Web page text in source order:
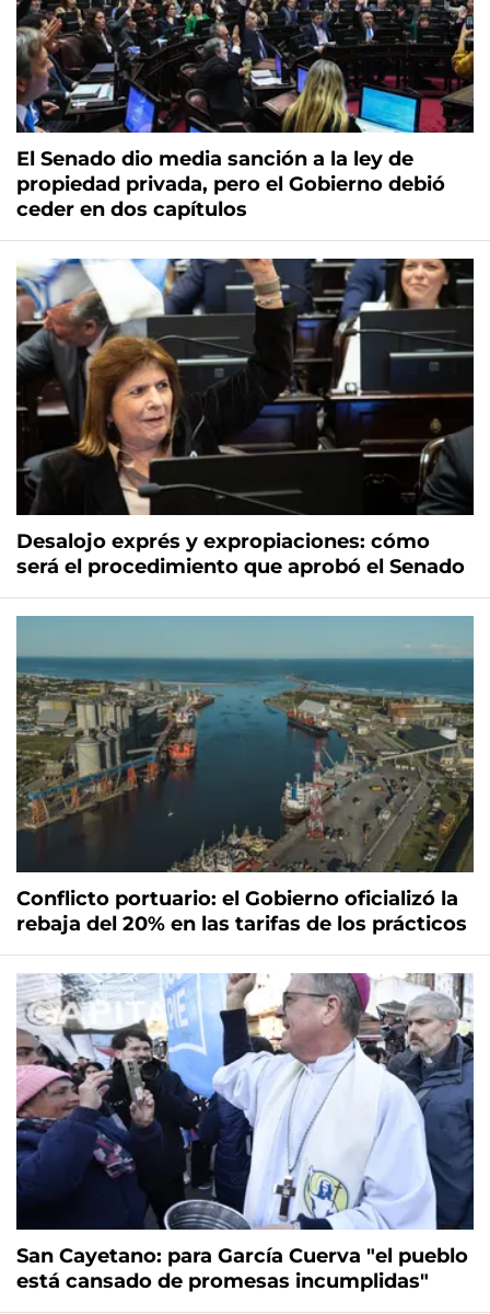
El Senado dio media sanción a la ley de
propiedad privada, pero el Gobierno debió
ceder en dos capítulos
Desalojo exprés y expropiaciones: cómo
será el procedimiento que aprobó el Senado
Conflicto portuario: el Gobierno oficializó la
rebaja del 20% en las tarifas de los prácticos
San Cayetano: para García Cuerva "el pueblo
está cansado de promesas incumplidas"